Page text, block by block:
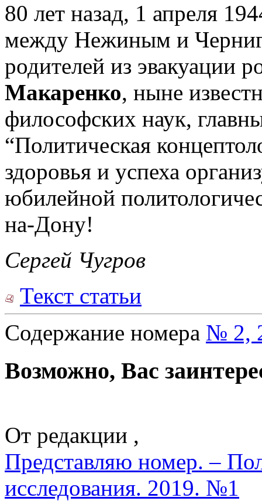
80 лет назад, 1 апреля
между Нежиным и
родителей из эвакуации
Макаренко, ныне
философских наук,
“Политическая
здоровья и успеха
юбилейной
на-Дону!
Сергей Чугров
Текст статьи
Содержание номера № 2,
Возможно, Вас
От редакции ,
Представляю номер. –
исследования. 2019. №1